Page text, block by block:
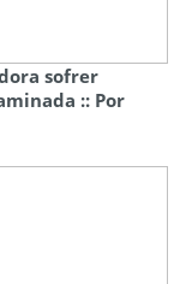
sofrer
:: Por